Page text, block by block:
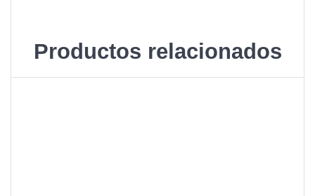
Productos relacionados